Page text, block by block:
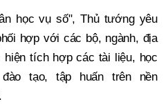
học vụ số", Thủ tướng yêu
hợp với các bộ, ngành, địa
tích hợp các tài liệu, học
tạo, tập huấn trên nền